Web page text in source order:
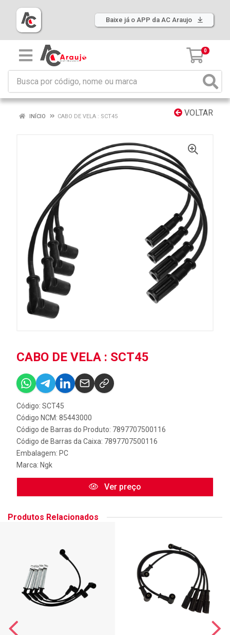
Baixe já o APP da AC Araujo
0
VOLTAR
INÍCIO CABO DE VELA : SCT45
CABO DE VELA : SCT45
Código: SCT45
Código NCM: 85443000
Código de Barras do Produto: 7897707500116
Código de Barras da Caixa: 7897707500116
Embalagem: PC
Marca: Ngk
Ver preço
Produtos Relacionados